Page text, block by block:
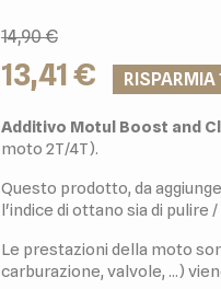
14,90 €
13,41 € RISPARMIA
Additivo Motul Boost and
moto 2T/4T).
Questo prodotto, da
l'indice di ottano sia di
Le prestazioni della moto
carburazione, valvole, ...)